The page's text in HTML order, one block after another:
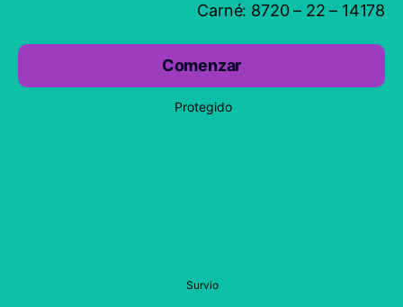
Carné: 8720 – 22 – 14178
Comenzar
Protegido
Survio